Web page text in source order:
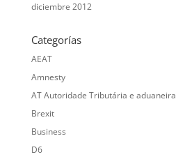
diciembre 2012
Categorías
AEAT
Amnesty
AT Autoridade Tributária e aduaneira
Brexit
Business
D6